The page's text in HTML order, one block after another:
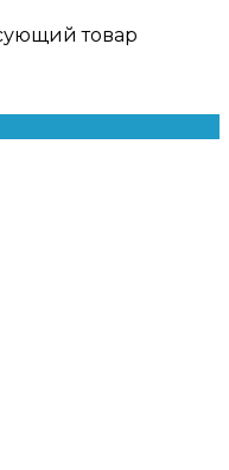
товар